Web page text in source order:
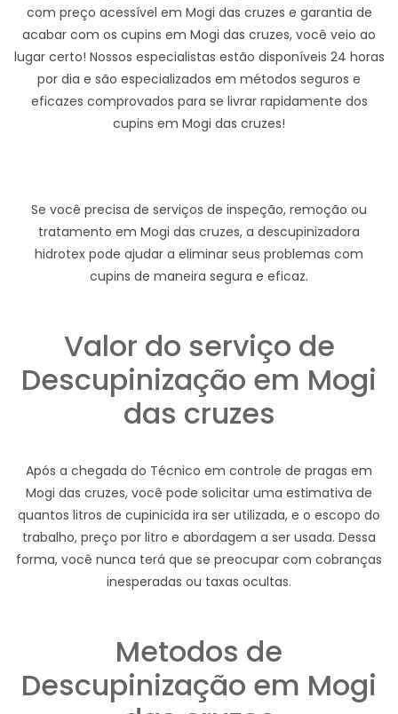
com preço acessível em Mogi das cruzes e garantia de
acabar com os cupins em Mogi das cruzes, você veio ao
lugar certo! Nossos especialistas estão disponíveis 24 horas
por dia e são especializados em métodos seguros e
eficazes comprovados para se livrar rapidamente dos
cupins em Mogi das cruzes!
Se você precisa de serviços de inspeção, remoção ou
tratamento em Mogi das cruzes, a descupinizadora
hidrotex pode ajudar a eliminar seus problemas com
cupins de maneira segura e eficaz.
Valor do serviço de
Descupinização em Mogi
das cruzes
Após a chegada do Técnico em controle de pragas em
Mogi das cruzes, você pode solicitar uma estimativa de
quantos litros de cupinicida ira ser utilizada, e o escopo do
trabalho, preço por litro e abordagem a ser usada. Dessa
forma, você nunca terá que se preocupar com cobranças
inesperadas ou taxas ocultas.
Metodos de
Descupinização em Mogi